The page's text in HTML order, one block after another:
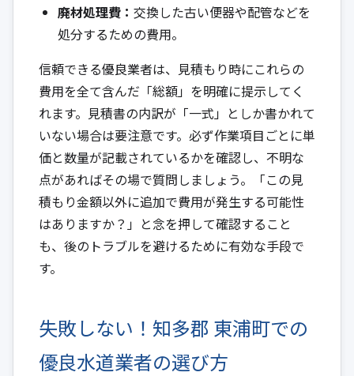
廃材処理費： 交換した古い便器や配管などを
処分するための費用。
信頼できる優良業者は、見積もり時にこれらの
費用を全て含んだ「総額」を明確に提示してく
れます。見積書の内訳が「一式」としか書かれて
いない場合は要注意です。必ず作業項目ごとに単
価と数量が記載されているかを確認し、不明な
点があればその場で質問しましょう。「この見
積もり金額以外に追加で費用が発生する可能性
はありますか？」と念を押して確認すること
も、後のトラブルを避けるために有効な手段で
す。
失敗しない！知多郡 東浦町での
優良水道業者の選び方